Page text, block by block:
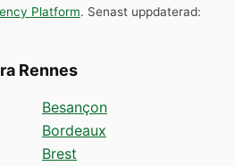
Platform. Senast uppdaterad:
Rennes
Besançon
Bordeaux
Brest